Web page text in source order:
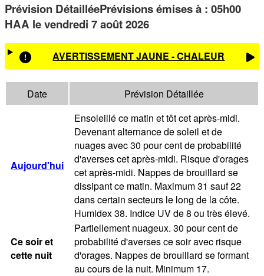
Prévision DétailléePrévisions émises à : 05h00
HAA le vendredi 7 août 2026
AVERTISSEMENT JAUNE - CHALEUR
Date Prévision Détaillée
Aujourd'hui
Ensoleillé ce matin et tôt cet après-midi.
Devenant alternance de soleil et de
nuages avec 30 pour cent de probabilité
d'averses cet après-midi. Risque d'orages
cet après-midi. Nappes de brouillard se
dissipant ce matin. Maximum 31 sauf 22
dans certain secteurs le long de la côte.
Humidex 38. Indice UV de 8 ou très élevé.
Ce soir et
cette nuit
Partiellement nuageux. 30 pour cent de
probabilité d'averses ce soir avec risque
d'orages. Nappes de brouillard se formant
au cours de la nuit. Minimum 17.